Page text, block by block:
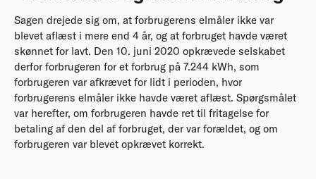
Sagen drejede sig om, at forbrugerens elmåler ikke var
blevet aflæst i mere end 4 år, og at forbruget havde været
skønnet for lavt. Den 10. juni 2020 opkrævede selskabet
derfor forbrugeren for et forbrug på 7.244 kWh, som
forbrugeren var afkrævet for lidt i perioden, hvor
forbrugerens elmåler ikke havde været aflæst. Spørgsmålet
var herefter, om forbrugeren havde ret til fritagelse for
betaling af den del af forbruget, der var forældet, og om
forbrugeren var blevet opkrævet korrekt.